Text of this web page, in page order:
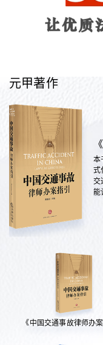
元甲著作
本
式
交
能
《中国交通事故律师办